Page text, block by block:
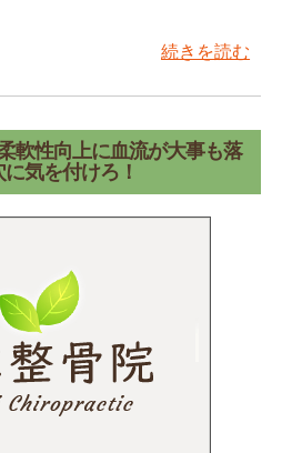
続きを読む
軟性向上に血流が大事も落
に気を付けろ！